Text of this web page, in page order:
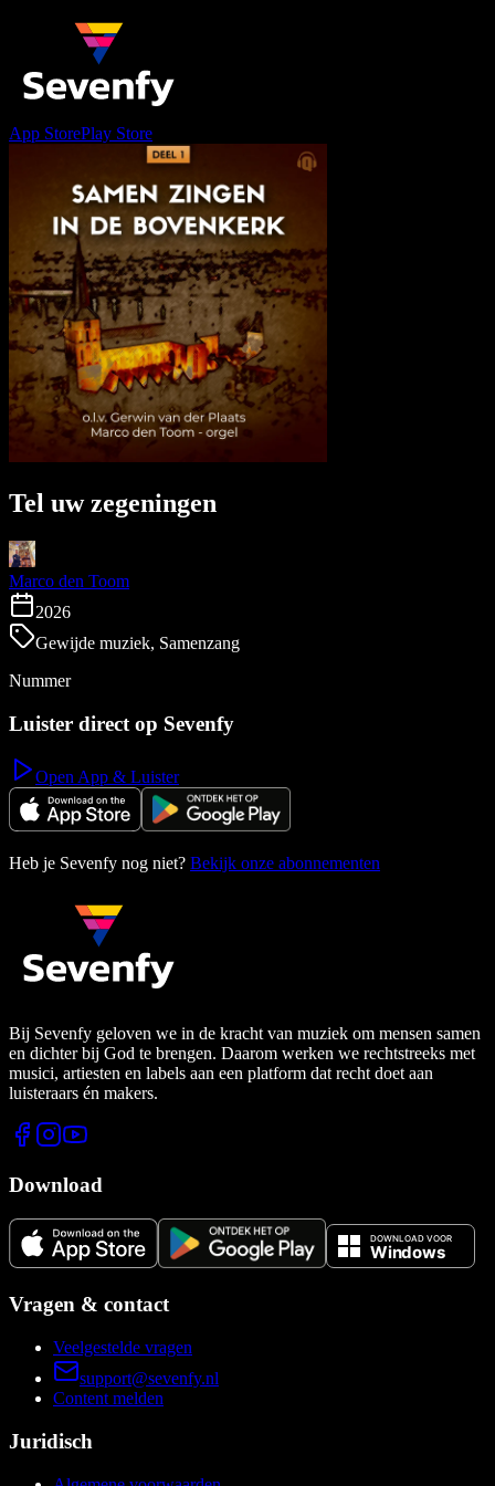
App StorePlay Store
Tel uw zegeningen
Marco den Toom
2026
Gewijde muziek, Samenzang
Nummer
Luister direct op Sevenfy
Open App & Luister
Heb je Sevenfy nog niet? Bekijk onze abonnementen
Bij Sevenfy geloven we in de kracht van muziek om mensen samen
en dichter bij God te brengen. Daarom werken we rechtstreeks met
musici, artiesten en labels aan een platform dat recht doet aan
luisteraars én makers.
Download
Vragen & contact
Veelgestelde vragen
support@sevenfy.nl
Content melden
Juridisch